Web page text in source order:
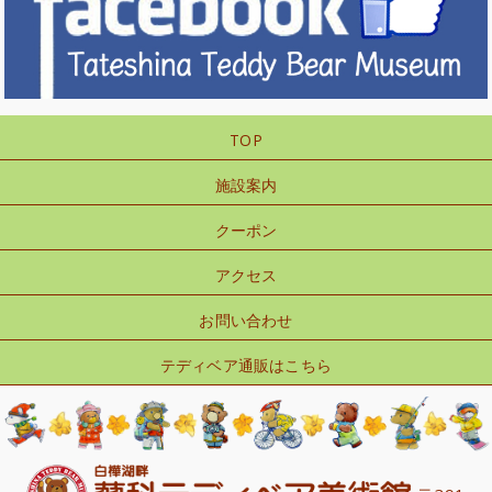
TOP
施設案内
クーポン
アクセス
お問い合わせ
テディベア通販はこちら